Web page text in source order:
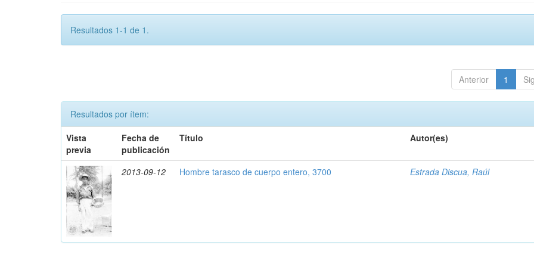
Resultados 1-1 de 1.
Anterior 1
Resultados por ítem:
Vista
previa
Fecha de
publicación
Título Autor(es)
2013-09-12 Hombre tarasco de cuerpo entero, 3700 Estrada Discua, Raúl